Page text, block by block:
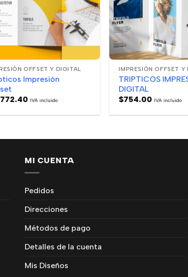
OFFSET Y DIGITAL
Impresión
IVA incluido
IMPRESIÓN OFFSET Y
TRIPTICOS
DIGITAL
$754.00 IVA incluido
MI CUENTA
Pedidos
Direcciones
Métodos de pago
Detalles de la cuenta
Mis Diseños